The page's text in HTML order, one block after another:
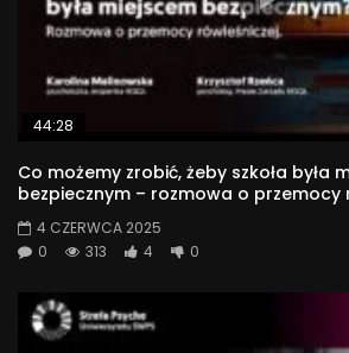
44:28
Co możemy zrobić, żeby szkoła była
bezpiecznym – rozmowa o przemocy
4 CZERWCA 2025
0
313 4 0